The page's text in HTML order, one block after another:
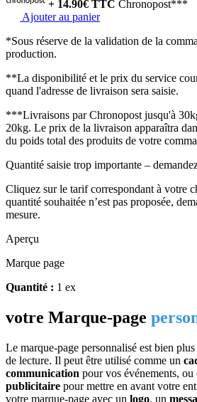
+ 14.90€ TTC Chronopost***
Ajouter au panier
*Sous réserve de la validation de la
production.
**La disponibilité et le prix du service
quand l'adresse de livraison sera saisie.
***Livraisons par Chronopost jusqu'à
20kg. Le prix de la livraison apparaîtra
du poids total des produits de votre
Quantité saisie trop importante –
Cliquez sur le tarif correspondant à votre
quantité souhaitée n’est pas proposée,
mesure.
Aperçu
Marque page
Quantité : 1 ex
votre Marque-page
Le marque-page personnalisé est bien
de lecture. Il peut être utilisé comme un
communication pour vos événements, ou
publicitaire pour mettre en avant votre
votre marque-page avec un logo, un